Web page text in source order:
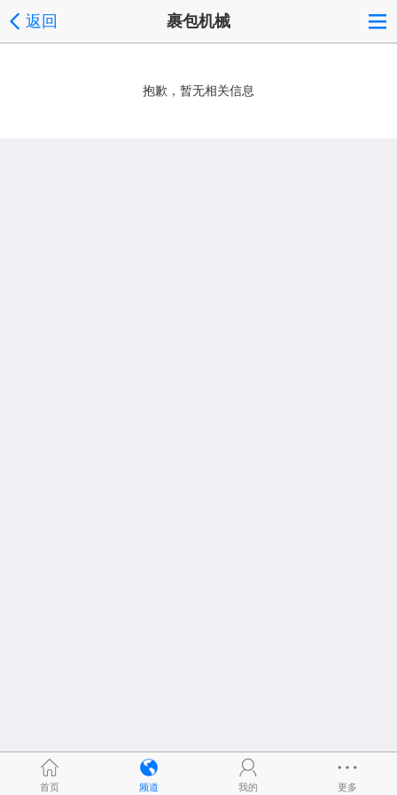
返回 裹包机械
抱歉，暂无相关信息
首页 频道 我的 更多